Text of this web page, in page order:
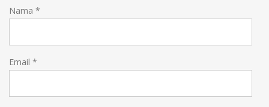
Nama *
Email *